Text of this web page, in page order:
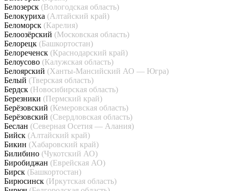
Белозерск (Вологодская область)
Белокуриха (Алтайский край)
Беломорск (Карелия)
Белоозёрский (Московская область)
Белорецк (Башкортостан)
Белореченск (Краснодарский край)
Белоусово (Калужская область)
Белоярский (Ханты-Мансийский АО — Югра)
Белый (Тверская область)
Бердск (Новосибирская область)
Березники (Пермский край)
Берёзовский (Кемеровская область)
Берёзовский (Свердловская область)
Беслан (Северная Осетия — Алания)
Бийск (Алтайский край)
Бикин (Хабаровский край)
Билибино (Чукотский АО)
Биробиджан (Еврейская АО)
Бирск (Башкортостан)
Бирюсинск (Иркутская область)